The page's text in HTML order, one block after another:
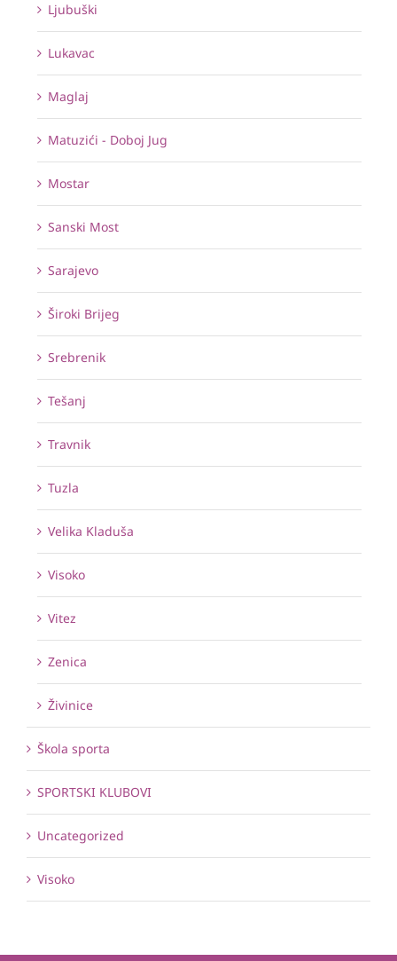
Ljubuški
Lukavac
Maglaj
Matuzići - Doboj Jug
Mostar
Sanski Most
Sarajevo
Široki Brijeg
Srebrenik
Tešanj
Travnik
Tuzla
Velika Kladuša
Visoko
Vitez
Zenica
Živinice
Škola sporta
SPORTSKI KLUBOVI
Uncategorized
Visoko